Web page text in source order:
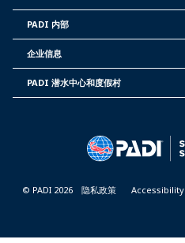
PADI
PADI 内部
INFORMATION
企业信息
PADI 潜水中心和度假村
© PADI 2026 隐私政策 Accessibility